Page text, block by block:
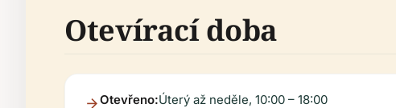
Otevírací doba
Otevřeno:Úterý až neděle, 10:00 – 18:00